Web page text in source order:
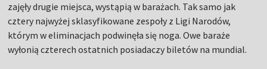
zajęły drugie miejsca, wystąpią w barażach. Tak samo jak
cztery najwyżej sklasyfikowane zespoły z Ligi Narodów,
którym w eliminacjach podwinęła się noga. Owe baraże
wyłonią czterech ostatnich posiadaczy biletów na mundial.